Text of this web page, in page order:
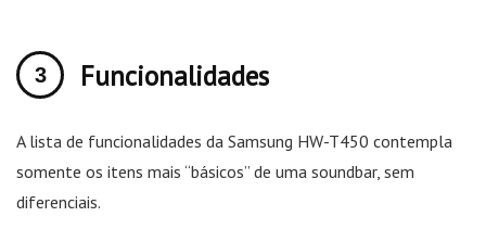
Funcionalidades
A lista de funcionalidades da Samsung HW-T450 contempla
somente os itens mais “básicos” de uma soundbar, sem
diferenciais.